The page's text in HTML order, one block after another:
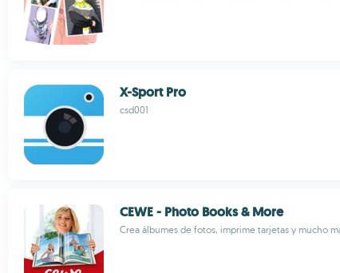
X-Sport Pro
csd001
CEWE - Photo Books & More
Crea álbumes de fotos, imprime tarjetas y mucho